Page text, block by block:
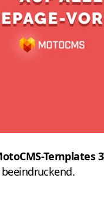
Templates